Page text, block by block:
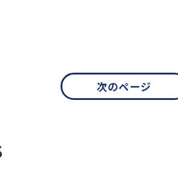
次のページ